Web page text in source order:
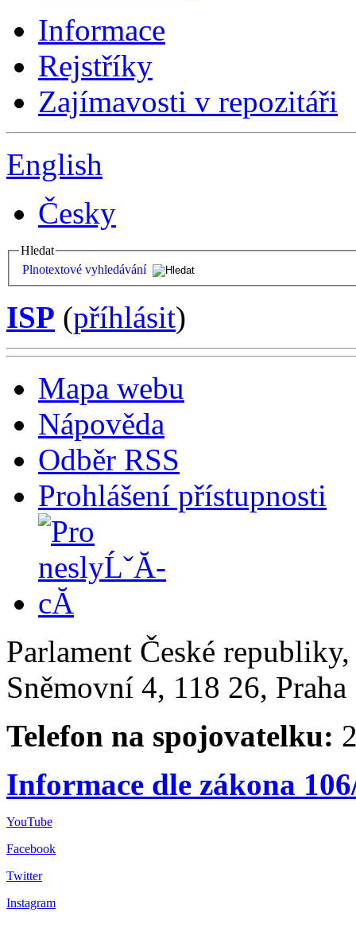
Informace
Rejstříky
Zajímavosti v repozitáři
English
Česky
Hledat
Plnotextové vyhledávání
ISP (příhlásit)
Mapa webu
Nápověda
Odběr RSS
Prohlášení přístupnosti
Parlament České
Sněmovní 4, 118 26,
Telefon na spojovatelku:
Informace dle zákona
YouTube
Facebook
Twitter
Instagram